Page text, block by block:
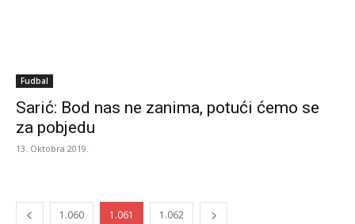
Fudbal
Sarić: Bod nas ne zanima, potući ćemo se
za pobjedu
13. Oktobra 2019.
1.060 1.061 1.062